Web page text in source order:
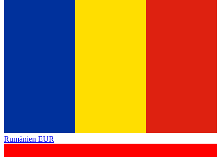
Rumänien EUR